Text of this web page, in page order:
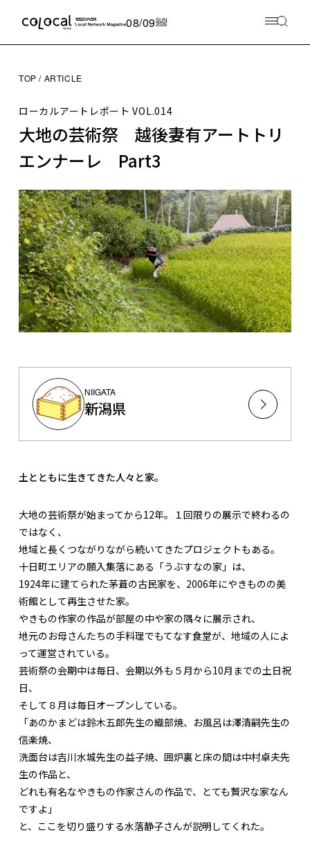
08/09SUN
2026
TOP ARTICLE
ローカルアートレポートVOL.014
大地の芸術祭 越後妻有アートトリ
エンナーレ Part3
NIIGATA
新潟県
土とともに生きてきた人々と家。
大地の芸術祭が始まってから12年。１回限りの展示で終わるの
ではなく、
地域と長くつながりながら続いてきたプロジェクトもある。
十日町エリアの願入集落にある「うぶすなの家」は、
1924年に建てられた茅葺の古民家を、2006年にやきものの美
術館として再生させた家。
やきもの作家の作品が部屋の中や家の隅々に展示され、
地元のお母さんたちの手料理でもてなす食堂が、地域の人によ
って運営されている。
芸術祭の会期中は毎日、会期以外も５月から10月までの土日祝
日、
そして８月は毎日オープンしている。
「あのかまどは鈴木五郎先生の織部焼、お風呂は澤清嗣先生の
信楽焼、
洗面台は吉川水城先生の益子焼、囲炉裏と床の間は中村卓夫先
生の作品と、
どれも有名なやきもの作家さんの作品で、とても贅沢な家なん
ですよ」
と、ここを切り盛りする水落静子さんが説明してくれた。